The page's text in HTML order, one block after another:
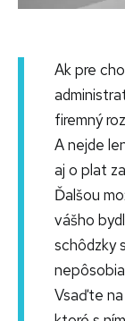
Ak pre
firemný
A nejde
aj o plat
Ďalšou
vášho
schôdzky
Vsaďte